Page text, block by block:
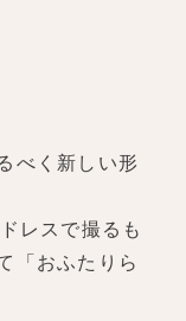
べく新しい形
レスで撮るも
「おふたりら